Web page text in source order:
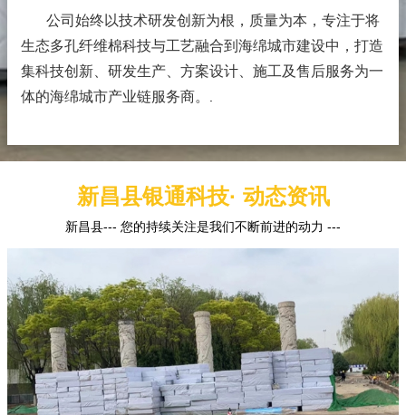
公司始终以技术研发创新为根，质量为本，专注于将
生态多孔纤维棉科技与工艺融合到海绵城市建设中，打造
集科技创新、研发生产、方案设计、施工及售后服务为一
体的海绵城市产业链服务商。
新昌县银通科技· 动态资讯
新昌县--- 您的持续关注是我们不断前进的动力 ---